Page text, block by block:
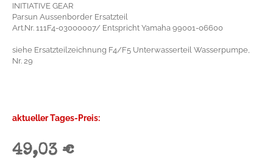
INITIATIVE GEAR
Parsun Aussenborder Ersatzteil
Art.Nr. 111F4-03000007/ Entspricht Yamaha 99001-06600
siehe Ersatzteilzeichnung F4/F5 Unterwasserteil Wasserpumpe,
Nr. 29
aktueller Tages-Preis:
49,03 €